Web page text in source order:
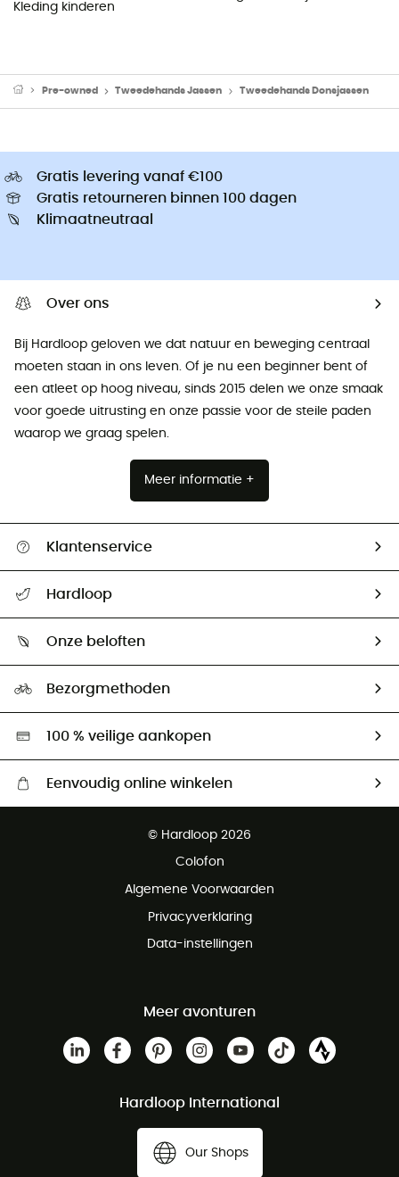
Kleding kinderen
Pre-owned Tweedehands Jassen Tweedehands Donsjassen
Gratis levering vanaf €100
Gratis retourneren binnen 100 dagen
Klimaatneutraal
Over ons
Bij Hardloop geloven we dat natuur en beweging centraal
moeten staan ​​in ons leven. Of je nu een beginner bent of
een atleet op hoog niveau, sinds 2015 delen we onze smaak
voor goede uitrusting en onze passie voor de steile paden
waarop we graag spelen.
Meer informatie +
Klantenservice
Mijn zending volgen
Retourzendingen & Terugbetalingen
Hardloop
Ambassadeurs
Onze beloften
Hardgreen
Bezorgmethoden
100 % veilige aankopen
Eenvoudig online winkelen
Gratis retourneren binnen 100 dagen
© Hardloop 2026
Colofon
Algemene Voorwaarden
Privacyverklaring
Data-instellingen
Meer avonturen
Hardloop International
Our Shops